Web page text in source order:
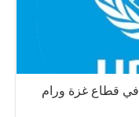
في قطاع غزة ورام